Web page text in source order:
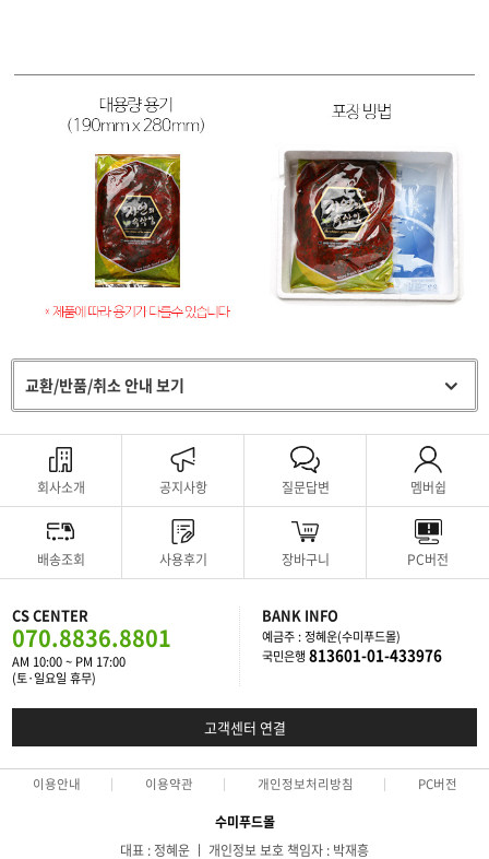
교환/반품/취소 안내 보기
회사소개 공지사항 질문답변 멤버쉽
배송조회 사용후기 장바구니 PC버전
CS CENTER
070.8836.8801
AM 10:00 ~ PM 17:00
(토·일요일 휴무)
BANK INFO
예금주 : 정혜운(수미푸드몰)
국민은행 813601-01-433976
고객센터 연결
이용안내 이용약관 개인정보처리방침 PC버전
수미푸드몰
대표 : 정혜운 ㅣ 개인정보 보호 책임자 : 박재흥